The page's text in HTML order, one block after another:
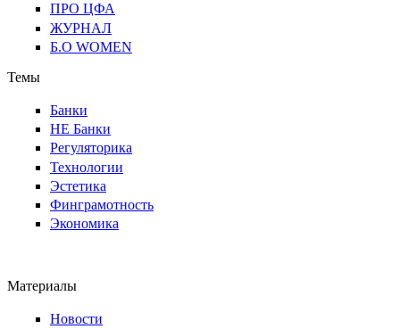
ПРО ЦФА
ЖУРНАЛ
Б.О WOMEN
Темы
Банки
НЕ Банки
Регуляторика
Технологии
Эстетика
Финграмотность
Экономика
Материалы
Новости